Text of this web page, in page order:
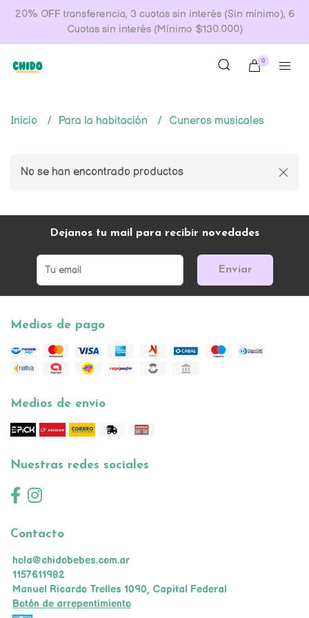
20% OFF transferencia, 3 cuotas sin interés (Sin mínimo), 6
Cuotas sin interés (Mínimo $130.000)
0
Inicio Para la habitación Cuneros musicales
No se han encontrado productos
Dejanos tu mail para recibir novedades
Enviar
Medios de pago
Medios de envío
Nuestras redes sociales
Contacto
hola@chidobebes.com.ar
1157611982
Manuel Ricardo Trelles 1090, Capital Federal
Botón de arrepentimiento